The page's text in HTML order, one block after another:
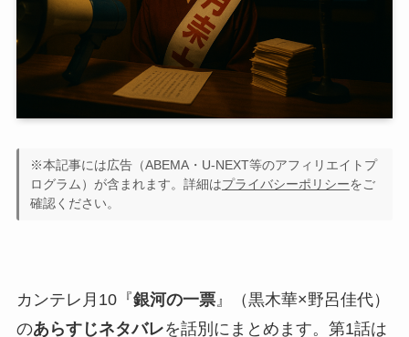
※本記事には広告（ABEMA・U-NEXT等のアフィリエイトプ
ログラム）が含まれます。詳細はプライバシーポリシーをご
確認ください。
カンテレ月10『銀河の一票』（黒木華×野呂佳代）
のあらすじネタバレを話別にまとめます。第1話は